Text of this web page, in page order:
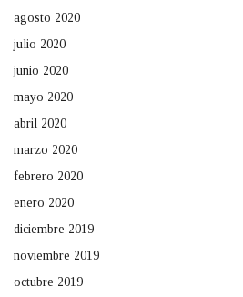
agosto 2020
julio 2020
junio 2020
mayo 2020
abril 2020
marzo 2020
febrero 2020
enero 2020
diciembre 2019
noviembre 2019
octubre 2019